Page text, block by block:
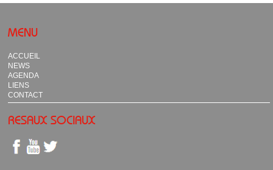
MENU
ACCUEIL
NEWS
AGENDA
LIENS
CONTACT
RESAUX SOCIAUX